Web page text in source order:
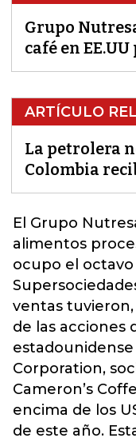
Grupo
café en
ARTÍCULO
La petrolera
Colombia
El Grupo
alimentos
ocupo el
ventas
de las acciones
Corporation,
Cameron’s
encima de los
de este año.